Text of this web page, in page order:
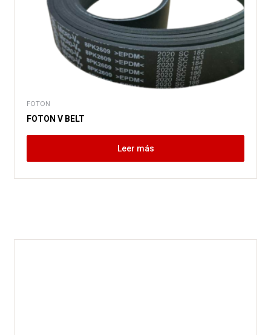
FOTON
FOTON V BELT
Leer más